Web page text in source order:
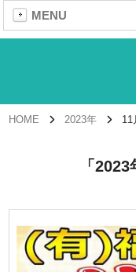
MENU
HOME 2023年 11
「